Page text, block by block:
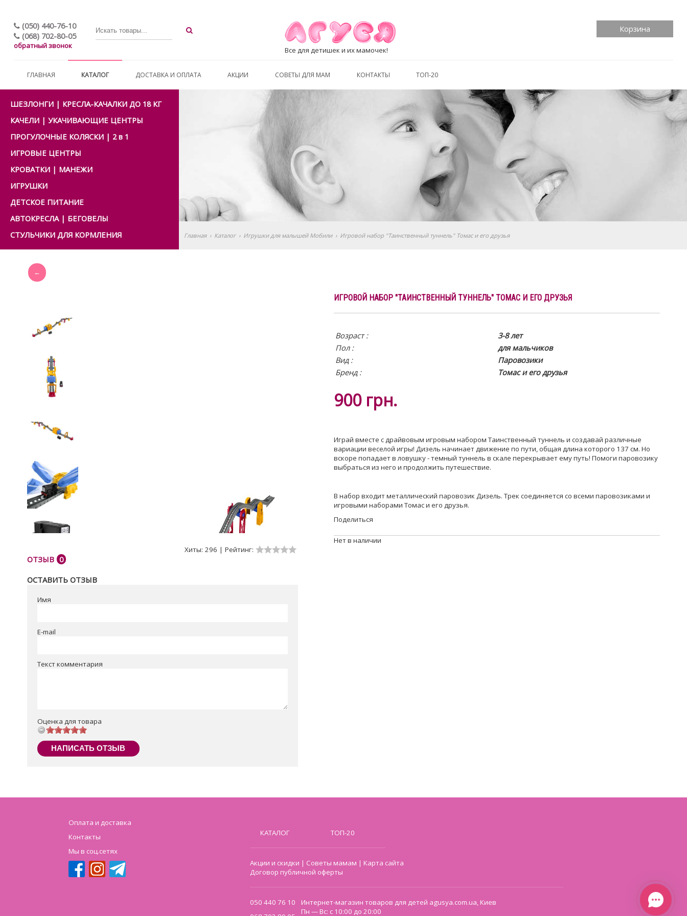
(050) 440-76-10
(068) 702-80-05
обратный звонок Все для детишек и их мамочек!
Корзина
ГЛАВНАЯ КАТАЛОГ ДОСТАВКА И ОПЛАТА АКЦИИ СОВЕТЫ ДЛЯ МАМ КОНТАКТЫ ТОП-20
ШЕЗЛОНГИ | КРЕСЛА-КАЧАЛКИ ДО 18 КГ
КАЧЕЛИ | УКАЧИВАЮЩИЕ ЦЕНТРЫ
ПРОГУЛОЧНЫЕ КОЛЯСКИ | 2 в 1
ИГРОВЫЕ ЦЕНТРЫ
КРОВАТКИ | МАНЕЖИ
ИГРУШКИ
ДЕТСКОЕ ПИТАНИЕ
АВТОКРЕСЛА | БЕГОВЕЛЫ
СТУЛЬЧИКИ ДЛЯ КОРМЛЕНИЯ
Главная › Каталог › Игрушки для малышей Мобили › Игровой набор "Таинственный туннель" Томас и его друзья
Хиты: 296 | Рейтинг:
ОТЗЫВ 0
ОСТАВИТЬ ОТЗЫВ
Имя
E-mail
Текст комментария
Оценка для товара
НАПИСАТЬ ОТЗЫВ
ИГРОВОЙ НАБОР "ТАИНСТВЕННЫЙ ТУННЕЛЬ" ТОМАС И ЕГО ДРУЗЬЯ
Возраст :
3-8 лет
Пол :
для мальчиков
Вид :
Паровозики
Бренд :
Томас и его друзья
900 грн.
Играй вместе с драйвовым игровым набором Таинственный туннель и создавай различные
вариации веселой игры! Дизель начинает движение по пути, общая длина которого 137 см. Но
вскоре попадает в ловушку - темный туннель в скале перекрывает ему путь! Помоги паровозику
выбраться из него и продолжить путешествие.
В набор входит металлический паровозик Дизель. Трек соединяется со всеми паровозиками и
игровыми наборами Томас и его друзья.
Поделиться
Нет в наличии
Оплата и доставка
Контакты
Мы в соц.сетях
КАТАЛОГ ТОП-20
Акции и скидки | Советы мамам |Карта сайта
Договор публичной оферты
050 440 76 10
Интернет-магазин товаров для детей agusya.com.ua, Киев
Пн — Вс: с 10:00 до 20:00